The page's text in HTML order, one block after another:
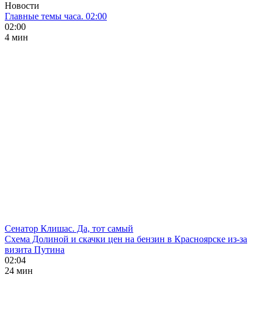
Новости
Главные темы часа. 02:00
02:00
4 мин
Сенатор Клишас. Да, тот самый
Схема Долиной и скачки цен на бензин в Красноярске из-за
визита Путина
02:04
24 мин